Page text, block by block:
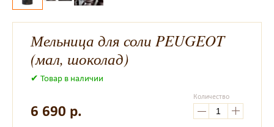
Мельница для соли PEUGEOT
(мал, шоколад)
✔ Товар в наличии
6 690 р.
Количество